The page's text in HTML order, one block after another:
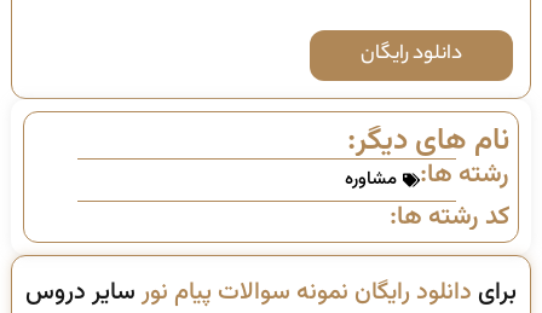
دانلود رایگان
نام های دیگر:
رشته ها: مشاوره
کد رشته ها:
برای دانلود رایگان نمونه سوالات پیام نورسایر دروس